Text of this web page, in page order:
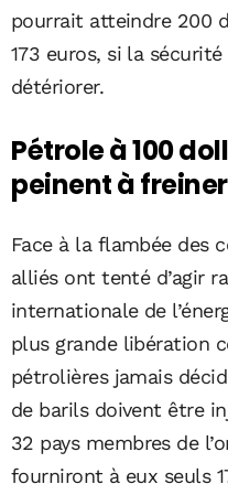
pourrait atteindre 200
173 euros, si la
détériorer.
Pétrole à 100
peinent à
Face à la flambée des
alliés ont tenté d’agir
internationale de
plus grande libération
pétrolières jamais
de barils doivent être
32 pays membres de
fourniront à eux seuls